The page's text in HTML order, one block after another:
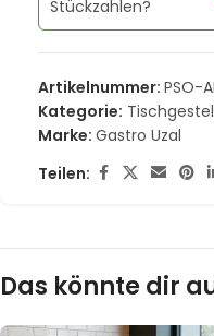
Stückzahlen?
Artikelnummer: PSO-
Kategorie:
Marke: Gastro Uzal
Teilen:
Das könnte dir